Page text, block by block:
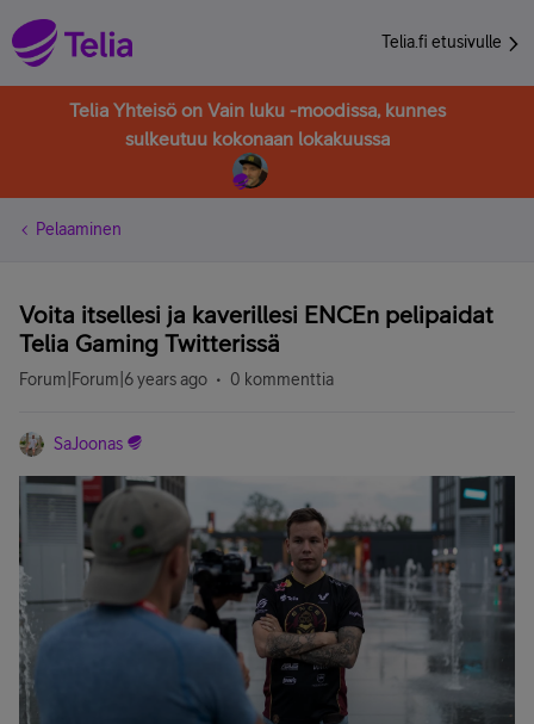
Telia.fi etusivulle
Telia Yhteisö on Vain luku -moodissa, kunnes
sulkeutuu kokonaan lokakuussa
Pelaaminen
Voita itsellesi ja kaverillesi ENCEn pelipaidat
Telia Gaming Twitterissä
Forum|Forum|6 years ago 0 kommenttia
SaJoonas